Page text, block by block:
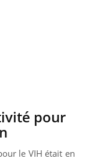
pour
le VIH était en